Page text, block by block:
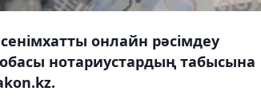
онлайн рәсімдеу
нотариустардың табысына